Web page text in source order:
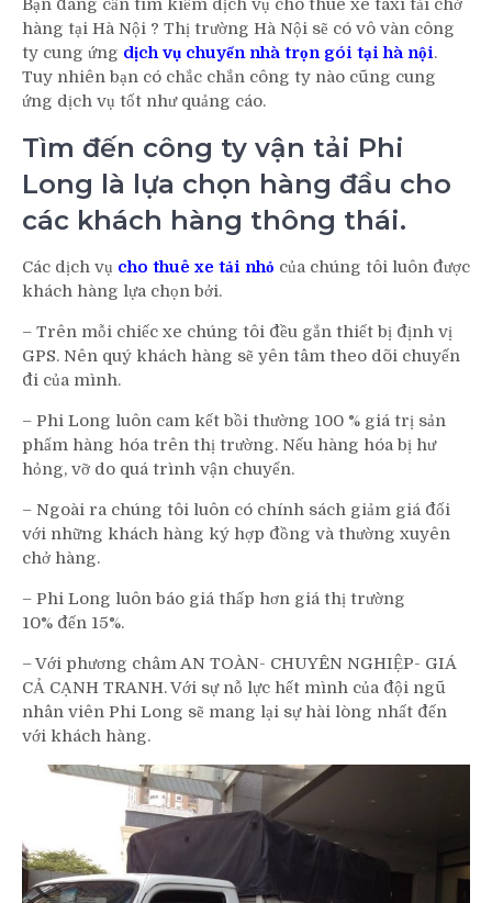
Bạn đang cần tìm kiếm dịch vụ cho thuê xe taxi tải chở
hàng tại Hà Nội ? Thị trường Hà Nội sẽ có vô vàn công
ty cung ứng dịch vụ chuyển nhà trọn gói tại hà nội.
Tuy nhiên bạn có chắc chắn công ty nào cũng cung
ứng dịch vụ tốt như quảng cáo.
Tìm đến công ty vận tải Phi
Long là lựa chọn hàng đầu cho
các khách hàng thông thái.
Các dịch vụ cho thuê xe tải nhỏ của chúng tôi luôn được
khách hàng lựa chọn bởi.
– Trên mỗi chiếc xe chúng tôi đều gắn thiết bị định vị
GPS. Nên quý khách hàng sẽ yên tâm theo dõi chuyến
đi của mình.
– Phi Long luôn cam kết bồi thường 100 % giá trị sản
phẩm hàng hóa trên thị trường. Nếu hàng hóa bị hư
hỏng, vỡ do quá trình vận chuyển.
– Ngoài ra chúng tôi luôn có chính sách giảm giá đối
với những khách hàng ký hợp đồng và thường xuyên
chở hàng.
– Phi Long luôn báo giá thấp hơn giá thị trường
10% đến 15%.
– Với phương châm AN TOÀN- CHUYÊN NGHIỆP- GIÁ
CẢ CẠNH TRANH. Với sự nỗ lực hết mình của đội ngũ
nhân viên Phi Long sẽ mang lại sự hài lòng nhất đến
với khách hàng.